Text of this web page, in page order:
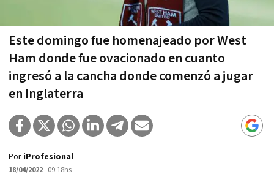
Este domingo fue homenajeado por West
Ham donde fue ovacionado en cuanto
ingresó a la cancha donde comenzó a jugar
en Inglaterra
Por iProfesional
18/04/2022- 09:18hs